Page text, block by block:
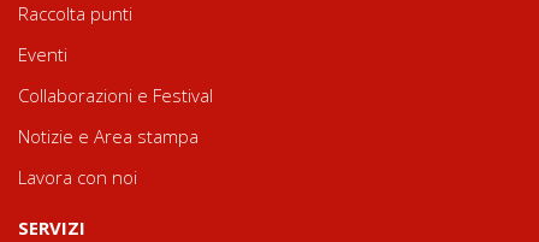
Raccolta punti
Eventi
Collaborazioni e Festival
Notizie e Area stampa
Lavora con noi
SERVIZI